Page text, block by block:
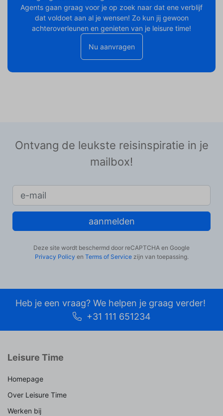
Agents gaan graag voor je op zoek naar dat ene verblijf
dat voldoet aan al je wensen! Zo kun jij gewoon
achteroverleunen en genieten van je leisure time!
Nu aanvragen
Ontvang de leukste reisinspiratie in je
mailbox!
aanmelden
Deze site wordt beschermd door reCAPTCHA en Google
Privacy Policy en Terms of Servicezijn van toepassing.
Heb je een vraag? We helpen je graag verder!
+31 111 651234
Leisure Time
Homepage
Over Leisure Time
Werken bij